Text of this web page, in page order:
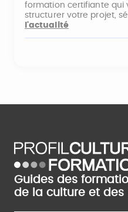
formation certifiante qui
structurer votre projet,
l'actualité
Guides des
de la culture et des